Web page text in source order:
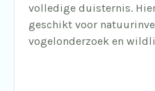
volledige duisternis.
geschikt voor
vogelonderzoek en